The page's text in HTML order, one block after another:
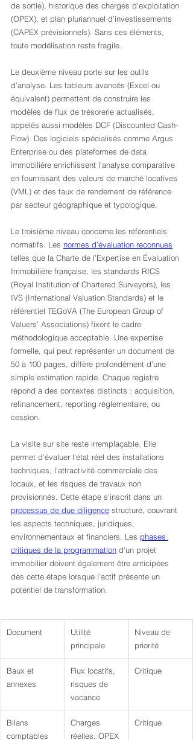
de sortie), historique des charges d’exploitation
(OPEX), et plan pluriannuel d’investissements
(CAPEX prévisionnels). Sans ces éléments,
toute modélisation reste fragile.
Le deuxième niveau porte sur les outils
d’analyse. Les tableurs avancés (Excel ou
équivalent) permettent de construire les
modèles de flux de trésorerie actualisés,
appelés aussi modèles DCF (Discounted Cash-
Flow). Des logiciels spécialisés comme Argus
Enterprise ou des plateformes de data
immobilière enrichissent l’analyse comparative
en fournissant des valeurs de marché locatives
(VML) et des taux de rendement de référence
par secteur géographique et typologique.
Le troisième niveau concerne les référentiels
normatifs. Les normes d’évaluation reconnues
telles que la Charte de l’Expertise en Évaluation
Immobilière française, les standards RICS
(Royal Institution of Chartered Surveyors), les
IVS (International Valuation Standards) et le
référentiel TEGoVA (The European Group of
Valuers’ Associations) fixent le cadre
méthodologique acceptable. Une expertise
formelle, qui peut représenter un document de
50 à 100 pages, diffère profondément d’une
simple estimation rapide. Chaque registre
répond à des contextes distincts : acquisition,
refinancement, reporting réglementaire, ou
cession.
La visite sur site reste irremplaçable. Elle
permet d’évaluer l’état réel des installations
techniques, l’attractivité commerciale des
locaux, et les risques de travaux non
provisionnés. Cette étape s’inscrit dans un
processus de due diligence structuré, couvrant
les aspects techniques, juridiques,
environnementaux et financiers. Les phases
critiques de la programmation d’un projet
immobilier doivent également être anticipées
dès cette étape lorsque l’actif présente un
potentiel de transformation.
Document
Utilité
principale
Niveau de
priorité
Baux et
annexes
Flux locatifs,
risques de
vacance
Critique
Bilans
comptables
Charges
réelles, OPEX
Critique